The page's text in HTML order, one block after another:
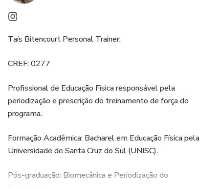
Taís Bitencourt Personal Trainer:
CREF: 0277
Profissional de Educação Física responsável pela
periodização e prescrição do treinamento de força do
programa.
Formação Acadêmica: Bacharel em Educação Física pela
Universidade de Santa Cruz do Sul (UNISC).
Pós-graduação: Biomecânica e Periodização do